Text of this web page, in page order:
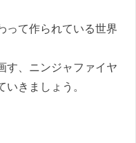
って作られている世界
す、ニンジャファイヤ
きましょう。